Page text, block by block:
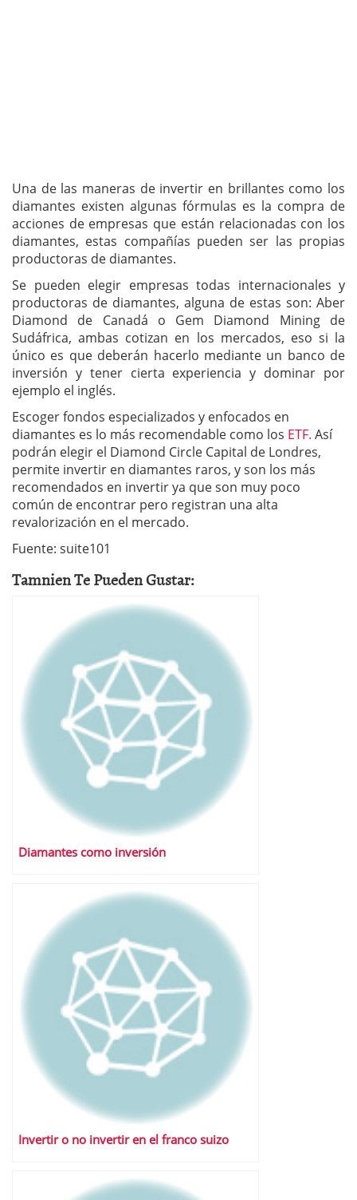
Una de las maneras de invertir en brillantes como los
diamantes existen algunas fórmulas es la compra de
acciones de empresas que están relacionadas con los
diamantes, estas compañías pueden ser las propias
productoras de diamantes.
Se pueden elegir empresas todas internacionales y
productoras de diamantes, alguna de estas son: Aber
Diamond de Canadá o Gem Diamond Mining de
Sudáfrica, ambas cotizan en los mercados, eso si la
único es que deberán hacerlo mediante un banco de
inversión y tener cierta experiencia y dominar por
ejemplo el inglés.
Escoger fondos especializados y enfocados en
diamantes es lo más recomendable como los ETF. Así
podrán elegir el Diamond Circle Capital de Londres,
permite invertir en diamantes raros, y son los más
recomendados en invertir ya que son muy poco
común de encontrar pero registran una alta
revalorización en el mercado.
Fuente: suite101
Tamnien Te Pueden Gustar:
Diamantes como inversión
Invertir o no invertir en el franco suizo